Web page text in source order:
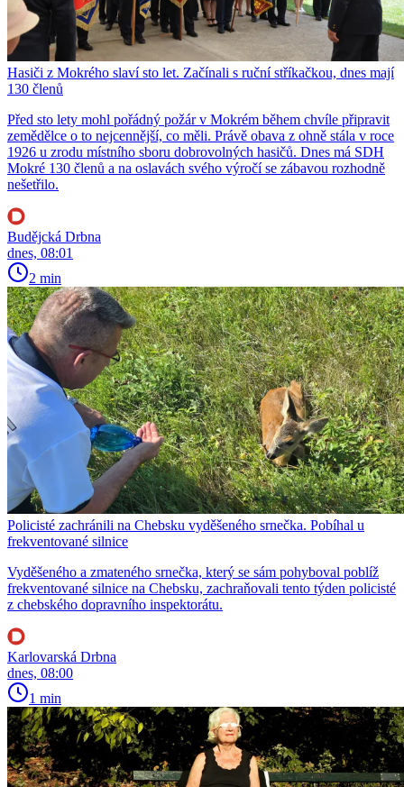
Hasiči z Mokrého slaví sto let. Začínali s ruční stříkačkou, dnes mají
130 členů
Před sto lety mohl pořádný požár v Mokrém během chvíle připravit
zemědělce o to nejcennější, co měli. Právě obava z ohně stála v roce
1926 u zrodu místního sboru dobrovolných hasičů. Dnes má SDH
Mokré 130 členů a na oslavách svého výročí se zábavou rozhodně
nešetřilo.
Budějcká Drbna
dnes, 08:01
2 min
Policisté zachránili na Chebsku vyděšeného srnečka. Pobíhal u
frekventované silnice
Vyděšeného a zmateného srnečka, který se sám pohyboval poblíž
frekventované silnice na Chebsku, zachraňovali tento týden policisté
z chebského dopravního inspektorátu.
Karlovarská Drbna
dnes, 08:00
1 min